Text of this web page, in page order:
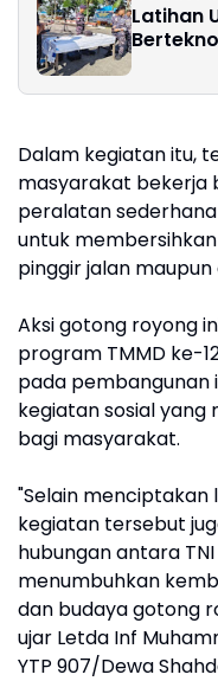
Latihan
Dalam kegiatan itu,
masyarakat bekerja
peralatan
untuk
pinggir jalan
Aksi gotong royong
program TMMD ke-
pada
kegiatan sosial
bagi masyarakat.
"Selain menciptakan
kegiatan tersebut
hubungan antara
menumbuhkan
dan budaya gotong
ujar Letda Inf
YTP 907/Dewa